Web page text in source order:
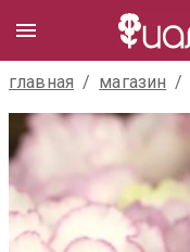
главная / магазин /